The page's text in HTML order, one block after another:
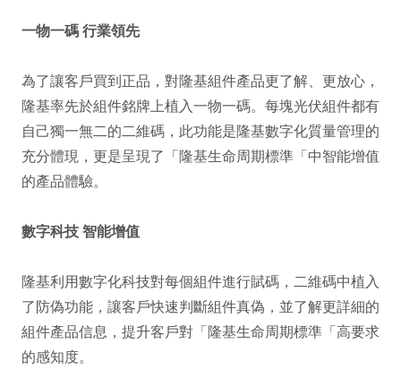
一物一碼 行業領先
為了讓客戶買到正品，對隆基組件產品更了解、更放心，
隆基率先於組件銘牌上植入一物一碼。每塊光伏組件都有
自己獨一無二的二維碼，此功能是隆基數字化質量管理的
充分體現，更是呈現了「隆基生命周期標準「中智能增值
的產品體驗。
數字科技 智能增值
隆基利用數字化科技對每個組件進行賦碼，二維碼中植入
了防偽功能，讓客戶快速判斷組件真偽，並了解更詳細的
組件產品信息，提升客戶對「隆基生命周期標準「高要求
的感知度。